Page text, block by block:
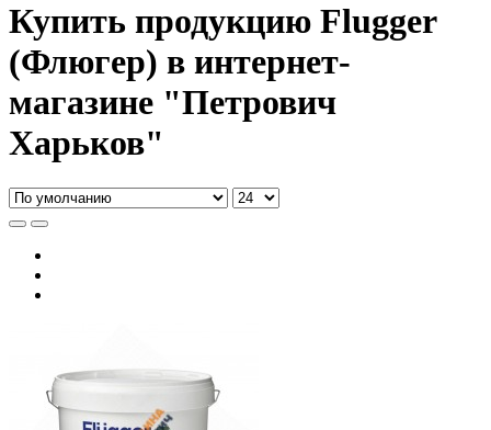
Купить продукцию Flugger
(Флюгер) в интернет-
магазине "Петрович
Харьков"